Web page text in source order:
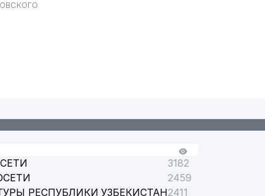
МИНЗДРАВА РУз
3182
2459
РЕСПУБЛИКИ УЗБЕКИСТАН2411